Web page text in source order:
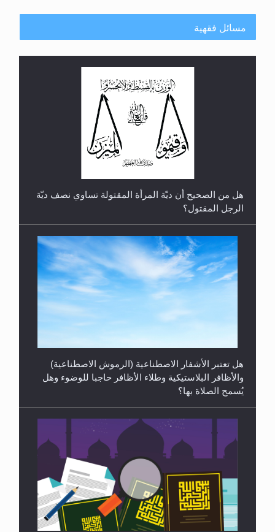
رأيٌ في لغة المسيح الموعود عليه السلام.. 4...
الهجرة: بحث عن الأمن والسلام في سبيل إرساء الأمن
مسائل فقهية
هل من الصحيح أن ديّة المرأة المقتولة تساوي نصف ديّة
الرجل المقتول؟
هل تعتبر الأشفار الاصطناعية (الرموش الاصطناعية)
والأظافر البلاستيكية وطلاء الأظافر حاجبا للوضوء وهل
يُسمح الصلاة بها؟